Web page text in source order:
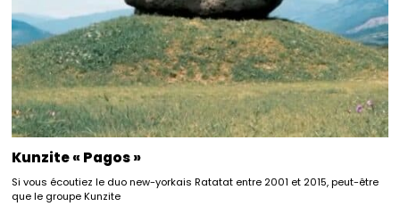
Kunzite « Pagos »
Si vous écoutiez le duo new-yorkais Ratatat entre 2001 et 2015, peut-être
que le groupe Kunzite